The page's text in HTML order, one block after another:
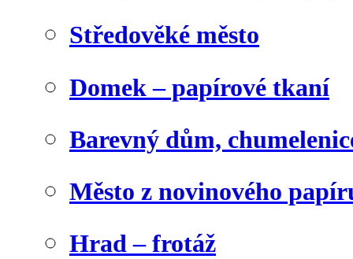
Středověké město
Domek – papírové tkaní
Barevný dům,
Město z novinového
Hrad – frotáž